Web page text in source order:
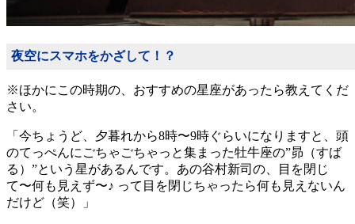
夜空にスマホをかざして！？
※ほかにこの時期の、おすすめの星座があったら教えてくだ
さい。
「今ちょうど、夕暮れから8時〜9時ぐらいになりますと、頭
のてっぺんにごちゃごちゃっと集まった牡牛座の”昴（すば
る）”という星があるんです。あの谷村新司の、目を閉じ
て〜何も見えず〜♪ って目を閉じちゃったら何も見えないん
だけど（笑）」